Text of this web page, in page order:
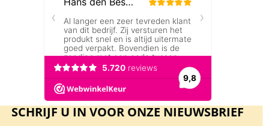
Mexican Libertad 1 oz 2007 bevat een zilver
gehalte van 99,9% en is geslagen door Casa de
Moneda de Mexico. De Mexican Libertad
wordt sinds 1982 geslagen. De munten wegen
1 troy ounce = 31,1034768 gram. Mede omdat
dit een jaartal uit de beginjaren van de oplage
is, is deze munt in de regel moeilijker
verkrijgbaar dan de uitgifte van het huidige
SCHRIJF U IN VOOR ONZE NIEUWSBRIEF